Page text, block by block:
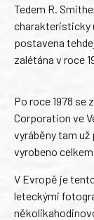
Tedem R.
charakteristicky
postavena
zalétána v roce
Po roce 1978
Corporation ve
vyráběny tam už
vyrobeno celkem
V Evropě je
leteckými